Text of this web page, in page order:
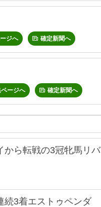
ジへ 確定新聞へ
ージへ 確定新聞へ
から転戦の3冠牝馬リバ
続3着エストゥペンダ